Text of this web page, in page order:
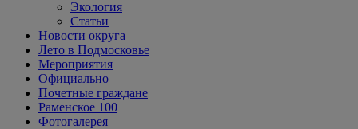
Экология
Статьи
Новости округа
Лето в Подмосковье
Мероприятия
Официально
Почетные граждане
Раменское 100
Фотогалерея